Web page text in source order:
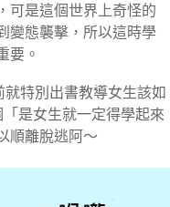
可是這個世界上奇怪的
變態襲擊，所以這時學
要。
特別出書教導女生該如
是女生就一定得學起來
順離脫逃阿～